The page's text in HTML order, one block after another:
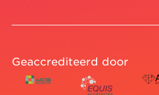
Geaccrediteerd door